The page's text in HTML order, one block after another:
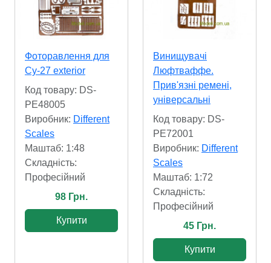
Фоторавлення для
Су-27 exterior
Код товару: DS-
PE48005
Виробник: Different
Scales
Маштаб: 1:48
Складність:
Професійний
98 Грн.
Купити
Винищувачі
Люфтваффе.
Прив'язні ремені,
універсальні
Код товару: DS-
PE72001
Виробник: Different
Scales
Маштаб: 1:72
Складність:
Професійний
45 Грн.
Купити